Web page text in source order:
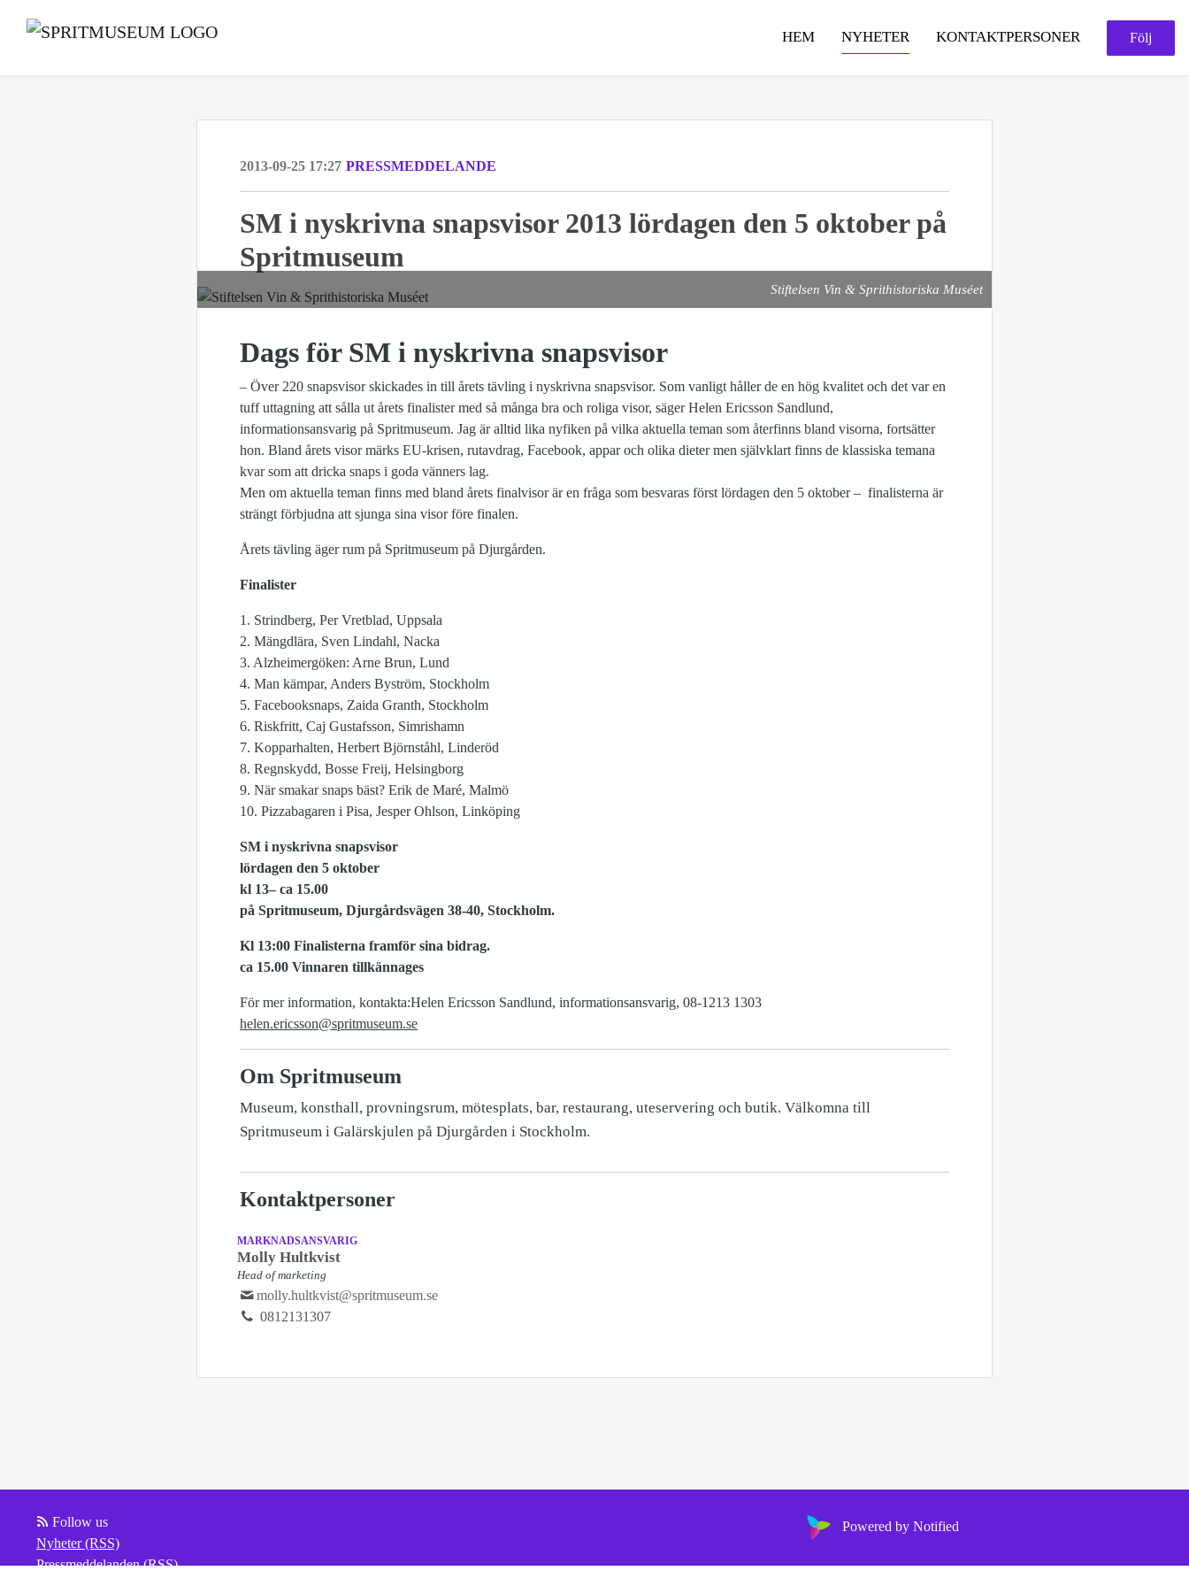
HEM NYHETER KONTAKTPERSONER Följ
2013-09-25 17:27 PRESSMEDDELANDE
SM i nyskrivna snapsvisor 2013 lördagen den 5 oktober på
Spritmuseum
Stiftelsen Vin & Sprithistoriska Muséet
Dags för SM i nyskrivna snapsvisor
– Över 220 snapsvisor skickades in till årets tävling i nyskrivna snapsvisor. Som vanligt håller de en hög kvalitet och det var en
tuff uttagning att sålla ut årets finalister med så många bra och roliga visor, säger Helen Ericsson Sandlund,
informationsansvarig på Spritmuseum. Jag är alltid lika nyfiken på vilka aktuella teman som återfinns bland visorna, fortsätter
hon. Bland årets visor märks EU-krisen, rutavdrag, Facebook, appar och olika dieter men självklart finns de klassiska temana
kvar som att dricka snaps i goda vänners lag.
Men om aktuella teman finns med bland årets finalvisor är en fråga som besvaras först lördagen den 5 oktober – finalisterna är
strängt förbjudna att sjunga sina visor före finalen.
Årets tävling äger rum på Spritmuseum på Djurgården.
Finalister
1. Strindberg, Per Vretblad, Uppsala
2. Mängdlära, Sven Lindahl, Nacka
3. Alzheimergöken: Arne Brun, Lund
4. Man kämpar, Anders Byström, Stockholm
5. Facebooksnaps, Zaida Granth, Stockholm
6. Riskfritt, Caj Gustafsson, Simrishamn
7. Kopparhalten, Herbert Björnståhl, Linderöd
8. Regnskydd, Bosse Freij, Helsingborg
9. När smakar snaps bäst? Erik de Maré, Malmö
10. Pizzabagaren i Pisa, Jesper Ohlson, Linköping
SM i nyskrivna snapsvisor
lördagen den 5 oktober
kl 13– ca 15.00
på Spritmuseum, Djurgårdsvägen 38-40, Stockholm.
Kl 13:00 Finalisterna framför sina bidrag.
ca 15.00 Vinnaren tillkännages
För mer information, kontakta:Helen Ericsson Sandlund, informationsansvarig, 08-1213 1303
helen.ericsson@spritmuseum.se
Om Spritmuseum
Museum, konsthall, provningsrum, mötesplats, bar, restaurang, uteservering och butik. Välkomna till
Spritmuseum i Galärskjulen på Djurgården i Stockholm.
Kontaktpersoner
MARKNADSANSVARIG
Molly Hultkvist
Head of marketing
molly.hultkvist@spritmuseum.se
0812131307
Follow us
Nyheter (RSS)
Pressmeddelanden (RSS)
Powered by Notified